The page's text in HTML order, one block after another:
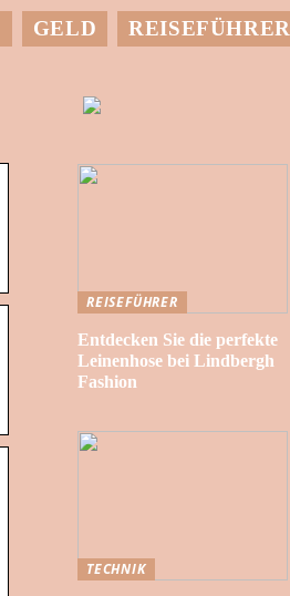
GELD REISEFÜHRER
REISEFÜHRER
Entdecken Sie die perfekte
Leinenhose bei Lindbergh
Fashion
TECHNIK